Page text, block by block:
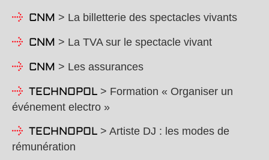
CNM > La billetterie des spectacles vivants
CNM > La TVA sur le spectacle vivant
CNM > Les assurances
TECHNOPOL > Formation « Organiser un
événement electro »
TECHNOPOL > Artiste DJ : les modes de
rémunération